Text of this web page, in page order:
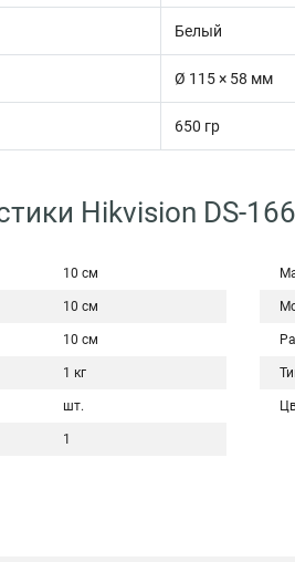
Белый
Ø 115 × 58 мм
650 гр
Hikvision DS-
10 см
10 см
10 см
1 кг
шт.
1